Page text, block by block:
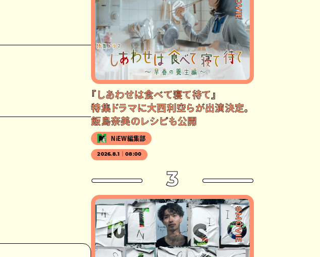
『しあわせは食べて寝て待て』
特集ドラマに大西利空らが出演決定。
飯島奈美のレシピも公開
NiEW編集部
2026.8.1｜08:00
3
#MOVIE